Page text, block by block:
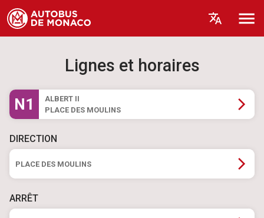
Lignes et horaires
N1
ALBERT II
PLACE DES MOULINS
DIRECTION
PLACE DES MOULINS
ARRÊT